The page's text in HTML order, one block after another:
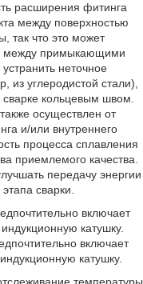
расширения фитинга
между поверхностью
так что это может
между примыкающими
неточное
углеродистой стали),
кольцевым швом.
осуществлен от
и/или внутреннего
процесса сплавления
приемлемого качества.
передачу энергии
сварки.
включает
катушку.
включает
катушку.